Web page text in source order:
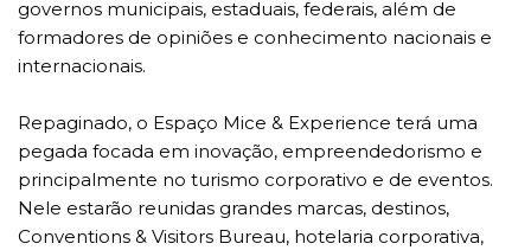
governos municipais, estaduais, federais, além de
formadores de opiniões e conhecimento nacionais e
internacionais.
Repaginado, o Espaço Mice & Experience terá uma
pegada focada em inovação, empreendedorismo e
principalmente no turismo corporativo e de eventos.
Nele estarão reunidas grandes marcas, destinos,
Conventions & Visitors Bureau, hotelaria corporativa,